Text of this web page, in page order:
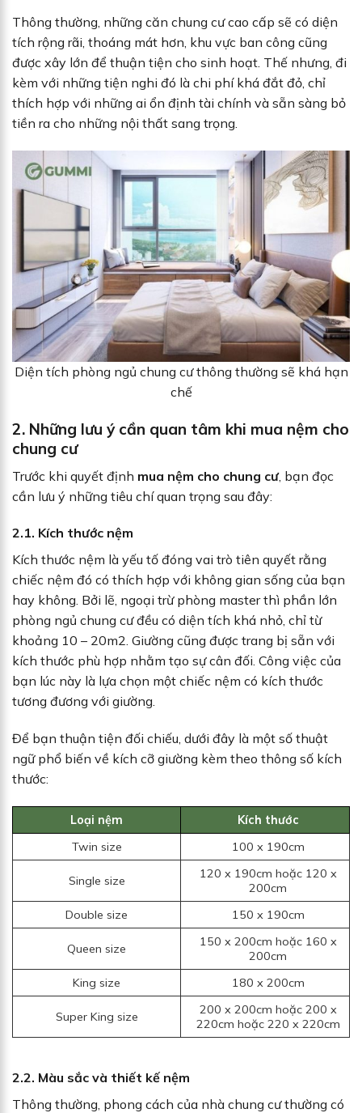
Thông thường, những căn chung cư cao cấp sẽ có diện
tích rộng rãi, thoáng mát hơn, khu vực ban công cũng
được xây lớn để thuận tiện cho sinh hoạt. Thế nhưng, đi
kèm với những tiện nghi đó là chi phí khá đắt đỏ, chỉ
thích hợp với những ai ổn định tài chính và sẵn sàng bỏ
tiền ra cho những nội thất sang trọng.
Diện tích phòng ngủ chung cư thông thường sẽ khá hạn
chế
2. Những lưu ý cần quan tâm khi mua nệm cho
chung cư
Trước khi quyết định mua nệm cho chung cư, bạn đọc
cần lưu ý những tiêu chí quan trọng sau đây:
2.1. Kích thước nệm
Kích thước nệm là yếu tố đóng vai trò tiên quyết rằng
chiếc nệm đó có thích hợp với không gian sống của bạn
hay không. Bởi lẽ, ngoại trừ phòng master thì phần lớn
phòng ngủ chung cư đều có diện tích khá nhỏ, chỉ từ
khoảng 10 – 20m2. Giường cũng được trang bị sẵn với
kích thước phù hợp nhằm tạo sự cân đối. Công việc của
bạn lúc này là lựa chọn một chiếc nệm có kích thước
tương đương với giường.
Để bạn thuận tiện đối chiếu, dưới đây là một số thuật
ngữ phổ biến về kích cỡ giường kèm theo thông số kích
thước:
Loại nệm
Kích thước
Twin size
100 x 190cm
Single size
120 x 190cm hoặc 120 x
200cm
Double size
150 x 190cm
Queen size
150 x 200cm hoặc 160 x
200cm
King size
180 x 200cm
Super King size
200 x 200cm hoặc 200 x
220cm hoặc 220 x 220cm
2.2. Màu sắc và thiết kế nệm
Thông thường, phong cách của nhà chung cư thường có